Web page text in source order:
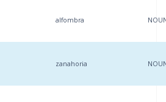
alfombra
zanahoria